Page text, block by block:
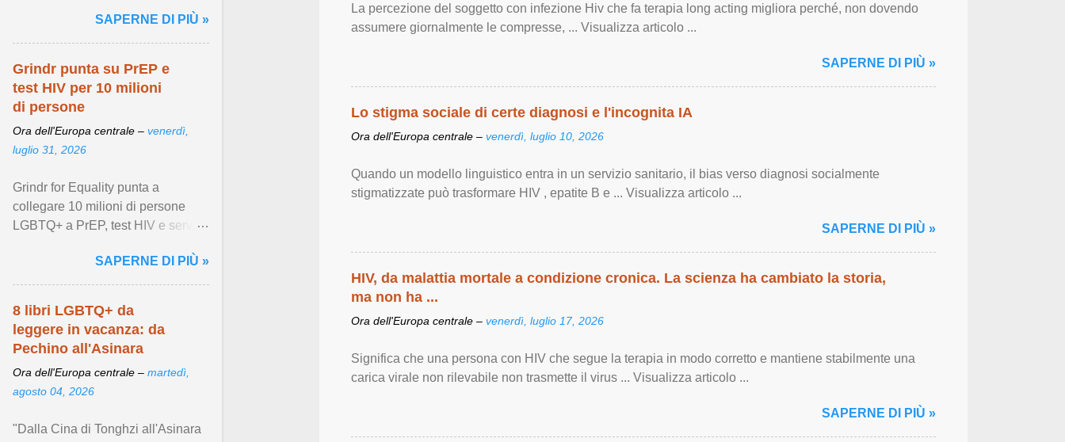
La percezione del soggetto con infezione Hiv che fa terapia long acting migliora perché, non dovendo
assumere giornalmente le compresse, ... Visualizza articolo ...
SAPERNE DI PIÙ »
Lo stigma sociale di certe diagnosi e l'incognita IA
Ora dell'Europa centrale – venerdì, luglio 10, 2026
Quando un modello linguistico entra in un servizio sanitario, il bias verso diagnosi socialmente
stigmatizzate può trasformare HIV , epatite B e ... Visualizza articolo ...
SAPERNE DI PIÙ »
HIV, da malattia mortale a condizione cronica. La scienza ha cambiato la storia,
ma non ha ...
Ora dell'Europa centrale – venerdì, luglio 17, 2026
Significa che una persona con HIV che segue la terapia in modo corretto e mantiene stabilmente una
carica virale non rilevabile non trasmette il virus ... Visualizza articolo ...
SAPERNE DI PIÙ »
di fondamentalismo islamista ...
Visualizza articolo ...
SAPERNE DI PIÙ »
Grindr punta su PrEP e
test HIV per 10 milioni
di persone
Ora dell'Europa centrale – venerdì,
luglio 31, 2026
Grindr for Equality punta a
collegare 10 milioni di persone
LGBTQ+ a PrEP, test HIV e servizi
Visualizza articolo ...SAPERNE DI PIÙ »
8 libri LGBTQ+ da
leggere in vacanza: da
Pechino all'Asinara
Ora dell'Europa centrale – martedì,
agosto 04, 2026
"Dalla Cina di Tonghzi all'Asinara